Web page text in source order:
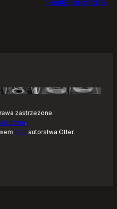
zastrzeżone.
tam.
Raft autorstwa Otter.